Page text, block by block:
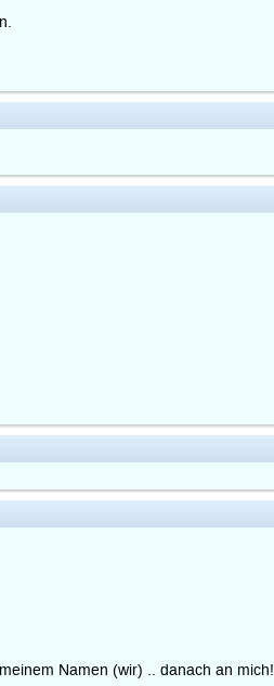
Namen (wir) .. danach an mich!